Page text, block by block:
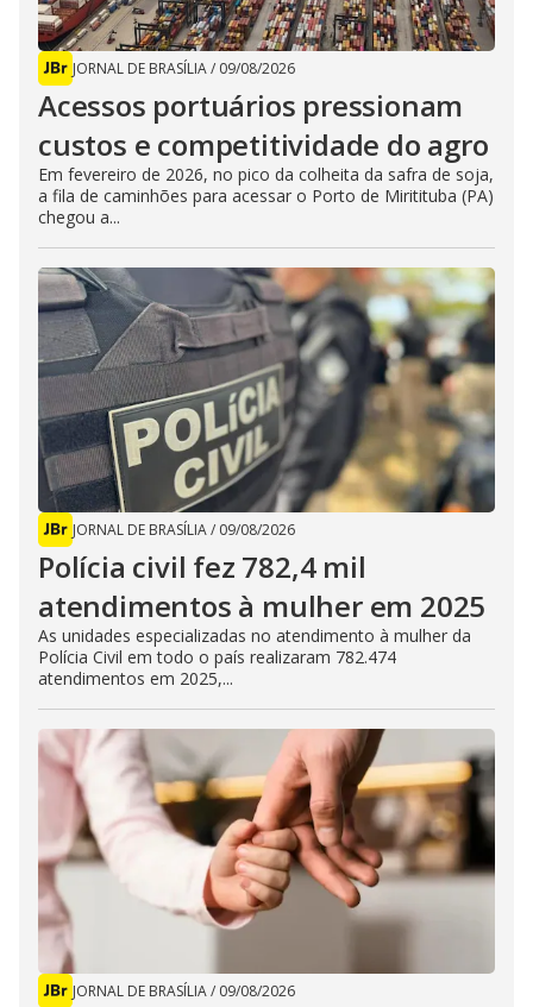
JORNAL DE BRASÍLIA/ 09/08/2026
Acessos portuários pressionam
custos e competitividade do agro
Em fevereiro de 2026, no pico da colheita da safra de soja,
a fila de caminhões para acessar o Porto de Miritituba (PA)
chegou a...
JORNAL DE BRASÍLIA/ 09/08/2026
Polícia civil fez 782,4 mil
atendimentos à mulher em 2025
As unidades especializadas no atendimento à mulher da
Polícia Civil em todo o país realizaram 782.474
atendimentos em 2025,...
JORNAL DE BRASÍLIA/ 09/08/2026